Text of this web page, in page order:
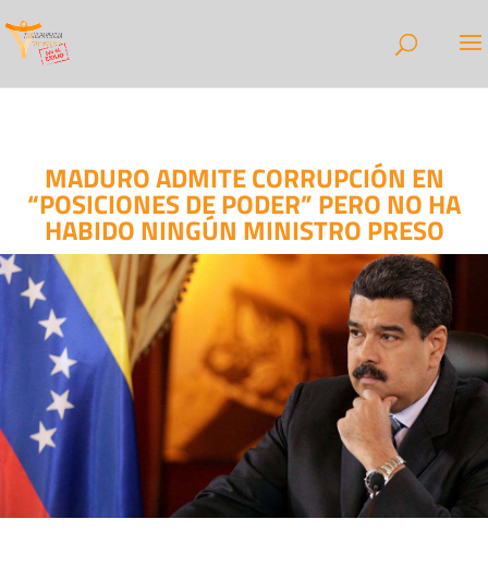
MADURO ADMITE CORRUPCIÓN EN
“POSICIONES DE PODER” PERO NO HA
HABIDO NINGÚN MINISTRO PRESO